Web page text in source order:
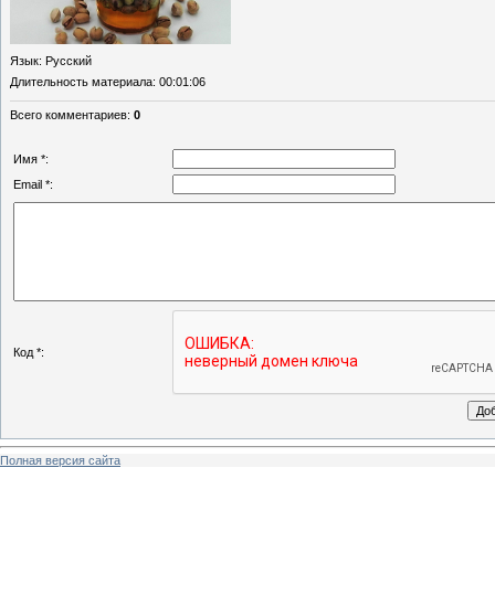
Язык: Русский
Длительность материала: 00:01:06
Всего комментариев: 0
Имя *:
Email *:
Код *:
Полная версия сайта